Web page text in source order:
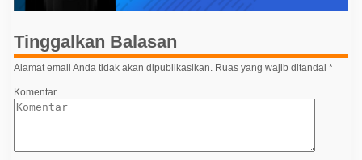
i
p
o
s
Tinggalkan Balasan
Alamat email Anda tidak akan dipublikasikan. Ruas yang wajib ditandai *
Komentar